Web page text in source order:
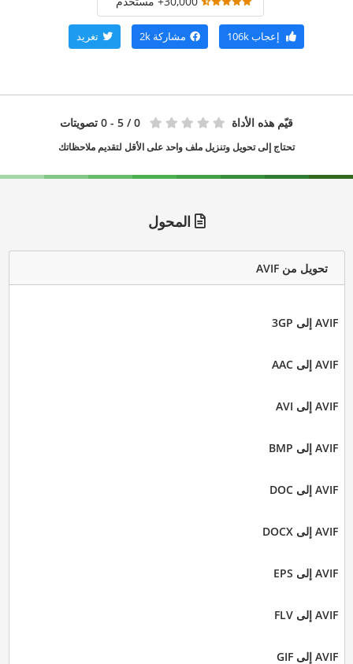
إعجاب106k مشاركة 2k تغريد
قيّم هذه الأداة 0 / 5 - 0 تصويتات
تحتاج إلى تحويل وتنزيل ملف واحد على الأقل لتقديم ملاحظاتك
المحول
تحويل من AVIF
AVIF إلى 3GP
AVIF إلى AAC
AVIF إلى AVI
AVIF إلى BMP
AVIF إلى DOC
AVIF إلى DOCX
AVIF إلى EPS
AVIF إلى FLV
AVIF إلى GIF